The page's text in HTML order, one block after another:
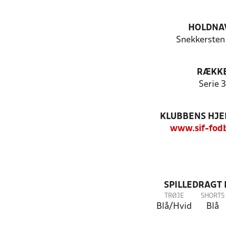
Serie 3
KLUBBENS
www.sif-
SPILLEDRAGT
TRØJE
Blå/Hvid
SHORTS
Blå